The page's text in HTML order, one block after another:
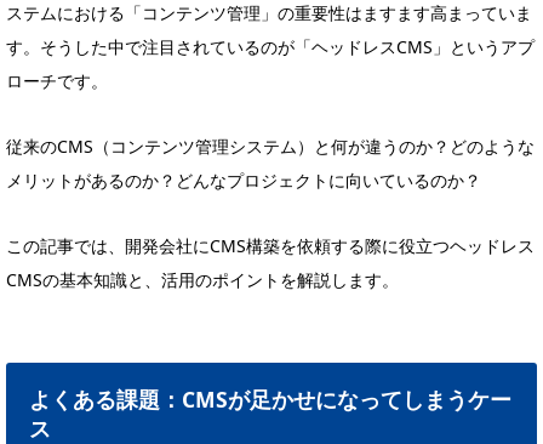
ステムにおける「コンテンツ管理」の重要性はますます高まっていま
す。そうした中で注目されているのが「ヘッドレスCMS」というアプ
ローチです。
従来のCMS（コンテンツ管理システム）と何が違うのか？どのような
メリットがあるのか？どんなプロジェクトに向いているのか？
この記事では、開発会社にCMS構築を依頼する際に役立つヘッドレス
CMSの基本知識と、活用のポイントを解説します。
よくある課題：CMSが足かせになってしまうケー
ス